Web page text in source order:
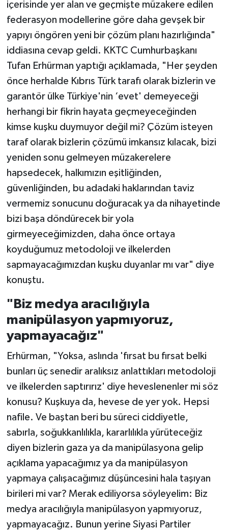
içerisinde yer alan ve geçmişte müzakere edilen
federasyon modellerine göre daha gevşek bir
yapıyı öngören yeni bir çözüm planı hazırlığında"
iddiasına cevap geldi. KKTC Cumhurbaşkanı
Tufan Erhürman yaptığı açıklamada, "Her şeyden
önce herhalde Kıbrıs Türk tarafı olarak bizlerin ve
garantör ülke Türkiye'nin ‘evet' demeyeceği
herhangi bir fikrin hayata geçmeyeceğinden
kimse kuşku duymuyor değil mi? Çözüm isteyen
taraf olarak bizlerin çözümü imkansız kılacak, bizi
yeniden sonu gelmeyen müzakerelere
hapsedecek, halkımızın eşitliğinden,
güvenliğinden, bu adadaki haklarından taviz
vermemiz sonucunu doğuracak ya da nihayetinde
bizi başa döndürecek bir yola
girmeyeceğimizden, daha önce ortaya
koyduğumuz metodoloji ve ilkelerden
sapmayacağımızdan kuşku duyanlar mı var" diye
konuştu.
"Biz medya aracılığıyla
manipülasyon yapmıyoruz,
yapmayacağız"
Erhürman, "Yoksa, aslında 'fırsat bu fırsat belki
bunları üç senedir aralıksız anlattıkları metodoloji
ve ilkelerden saptırırız' diye heveslenenler mi söz
konusu? Kuşkuya da, hevese de yer yok. Hepsi
nafile. Ve baştan beri bu süreci ciddiyetle,
sabırla, soğukkanlılıkla, kararlılıkla yürüteceğiz
diyen bizlerin gaza ya da manipülasyona gelip
açıklama yapacağımız ya da manipülasyon
yapmaya çalışacağımız düşüncesini hala taşıyan
birileri mi var? Merak ediliyorsa söyleyelim: Biz
medya aracılığıyla manipülasyon yapmıyoruz,
yapmayacağız. Bunun yerine Siyasi Partiler